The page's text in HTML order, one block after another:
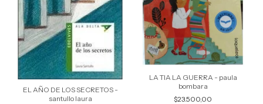
EL AÑO DE LOS SECRETOS -
santullo laura
LA TIA LA GUERRA - paula
bombara
$23.500,00